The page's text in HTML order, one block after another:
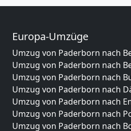
Europa-Umzüge
Umzug von Paderborn nach
Umzug von Paderborn nach
Umzug von Paderborn nach
Umzug von Paderborn nach
Umzug von Paderborn nach
Umzug von Paderborn nach
Umzug von Paderborn nach